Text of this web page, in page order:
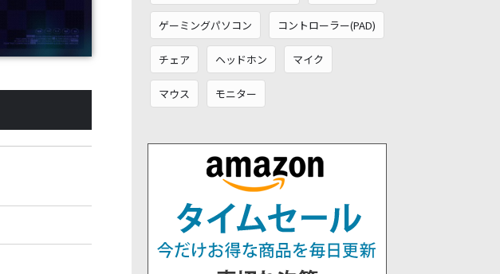
ゲーミングパソコン コントローラー(PAD)
チェア ヘッドホン マイク
マウス モニター